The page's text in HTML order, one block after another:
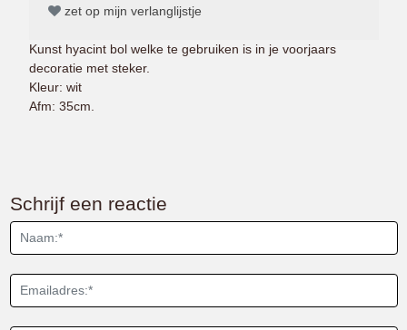
zet op mijn verlanglijstje
Kunst hyacint bol welke te gebruiken is in je voorjaars
decoratie met steker.
​​​​​​Kleur: wit
Afm: 35cm.
Schrijf een reactie